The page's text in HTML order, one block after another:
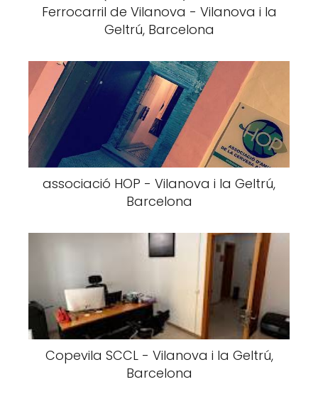
Ferrocarril de Vilanova - Vilanova i la
Geltrú, Barcelona
associació HOP - Vilanova i la Geltrú,
Barcelona
Copevila SCCL - Vilanova i la Geltrú,
Barcelona